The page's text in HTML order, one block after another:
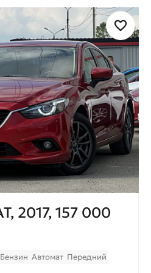
2017, 157 000
Бензин Автомат Передний